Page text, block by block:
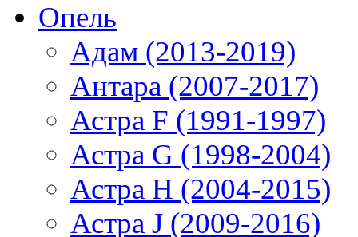
Опель
Адам (2013-2019)
Антара (2007-2017)
Астра F (1991-1997)
Астра G (1998-2004)
Астра H (2004-2015)
Астра J (2009-2016)